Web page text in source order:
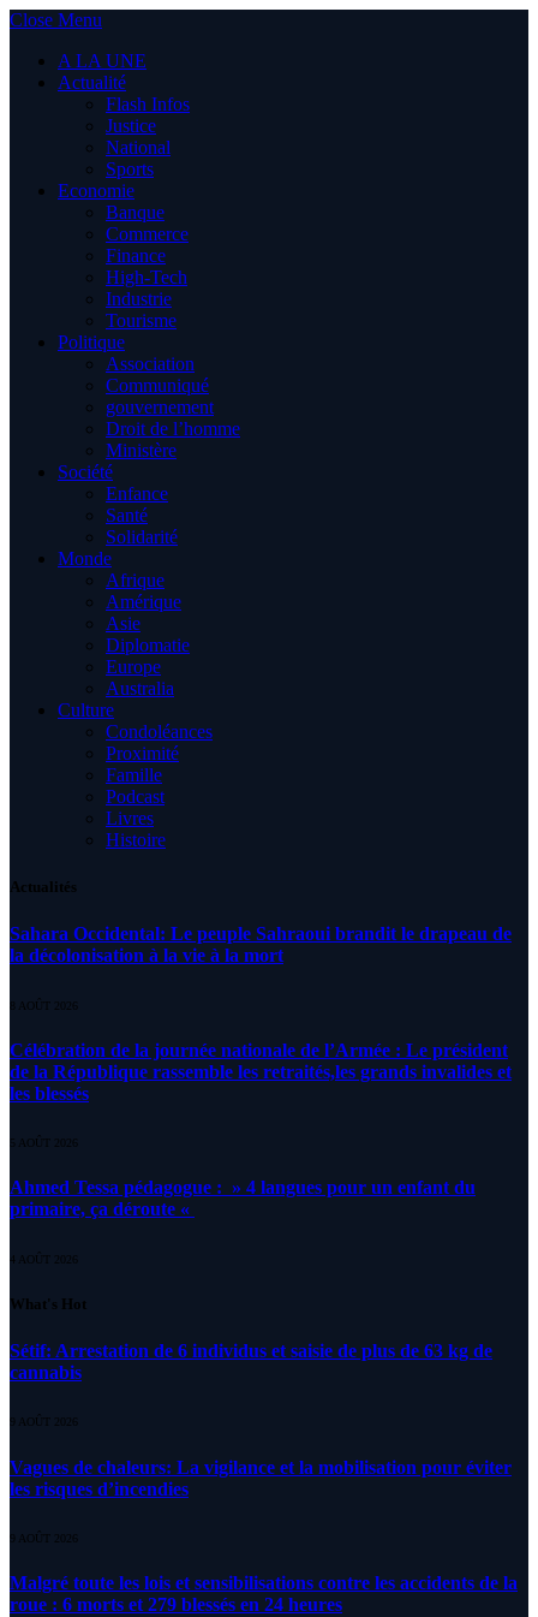
Close Menu
A LA UNE
Actualité
Flash Infos
Justice
National
Sports
Economie
Banque
Commerce
Finance
High-Tech
Industrie
Tourisme
Politique
Association
Communiqué
gouvernement
Droit de l’homme
Ministère
Société
Enfance
Santé
Solidarité
Monde
Afrique
Amérique
Asie
Diplomatie
Europe
Australia
Culture
Condoléances
Proximité
Famille
Podcast
Livres
Histoire
Actualités
Sahara Occidental: Le peuple Sahraoui brandit le drapeau de
la décolonisation à la vie à la mort
8 AOÛT 2026
Célébration de la journée nationale de l’Armée : Le président
de la République rassemble les retraités,les grands invalides et
les blessés
5 AOÛT 2026
Ahmed Tessa pédagogue : » 4 langues pour un enfant du
primaire, ça déroute «
4 AOÛT 2026
What's Hot
Sétif: Arrestation de 6 individus et saisie de plus de 63 kg de
cannabis
9 AOÛT 2026
Vagues de chaleurs: La vigilance et la mobilisation pour éviter
les risques d’incendies
9 AOÛT 2026
Malgré toute les lois et sensibilisations contre les accidents de la
roue : 6 morts et 279 blessés en 24 heures